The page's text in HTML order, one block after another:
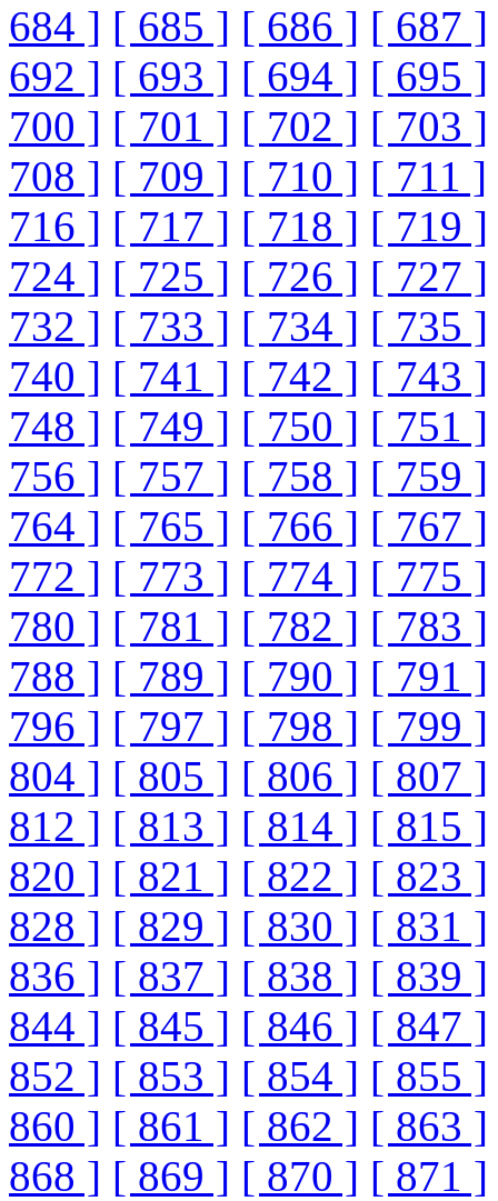
684 ] [ 685 ] [ 686 ] [ 687 ]
692 ] [ 693 ] [ 694 ] [ 695 ]
700 ] [ 701 ] [ 702 ] [ 703 ]
708 ] [ 709 ] [ 710 ] [ 711 ]
716 ] [ 717 ] [ 718 ] [ 719 ]
724 ] [ 725 ] [ 726 ] [ 727 ]
732 ] [ 733 ] [ 734 ] [ 735 ]
740 ] [ 741 ] [ 742 ] [ 743 ]
748 ] [ 749 ] [ 750 ] [ 751 ]
756 ] [ 757 ] [ 758 ] [ 759 ]
764 ] [ 765 ] [ 766 ] [ 767 ]
772 ] [ 773 ] [ 774 ] [ 775 ]
780 ] [ 781 ] [ 782 ] [ 783 ]
788 ] [ 789 ] [ 790 ] [ 791 ]
796 ] [ 797 ] [ 798 ] [ 799 ]
804 ] [ 805 ] [ 806 ] [ 807 ]
812 ] [ 813 ] [ 814 ] [ 815 ]
820 ] [ 821 ] [ 822 ] [ 823 ]
828 ] [ 829 ] [ 830 ] [ 831 ]
836 ] [ 837 ] [ 838 ] [ 839 ]
844 ] [ 845 ] [ 846 ] [ 847 ]
852 ] [ 853 ] [ 854 ] [ 855 ]
860 ] [ 861 ] [ 862 ] [ 863 ]
868 ] [ 869 ] [ 870 ] [ 871 ]